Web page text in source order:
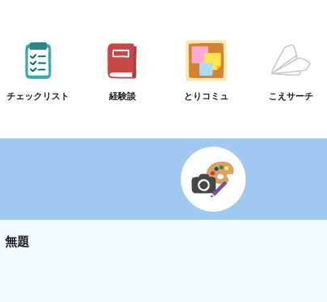
チェックリスト 経験談 とりコミュ こえサーチ
無題